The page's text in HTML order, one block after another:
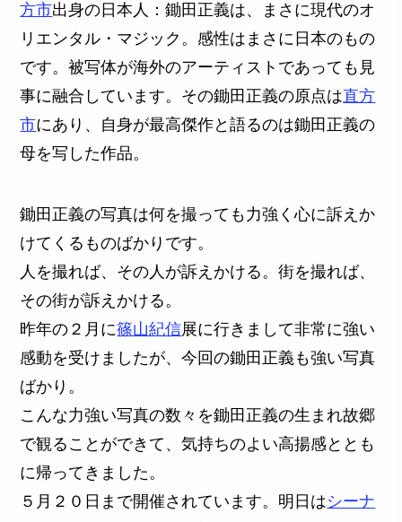
方市出身の日本人：鋤田正義は、まさに現代のオ
リエンタル・マジック。感性はまさに日本のもの
です。被写体が海外のアーティストであっても見
事に融合しています。その鋤田正義の原点は直方
市にあり、自身が最高傑作と語るのは鋤田正義の
母を写した作品。
鋤田正義の写真は何を撮っても力強く心に訴えか
けてくるものばかりです。
人を撮れば、その人が訴えかける。街を撮れば、
その街が訴えかける。
昨年の２月に篠山紀信展に行きまして非常に強い
感動を受けましたが、今回の鋤田正義も強い写真
ばかり。
こんな力強い写真の数々を鋤田正義の生まれ故郷
で観ることができて、気持ちのよい高揚感ととも
に帰ってきました。
５月２０日まで開催されています。明日はシーナ